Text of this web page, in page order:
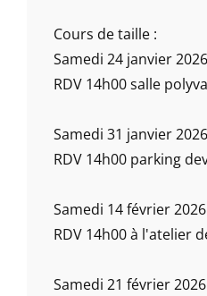
Cours de taille :
Samedi 24 janvier
RDV 14h00 salle
Samedi 31 janvier
RDV 14h00 parking
Samedi 14 février
RDV 14h00 à l'atelier
Samedi 21 février